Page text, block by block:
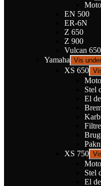
EN 500
ER-6N
Z 650
Z 900
Vulcan
Yamaha Vis
XS 650
Stel
El
Filtre
XS 750
Stel
El